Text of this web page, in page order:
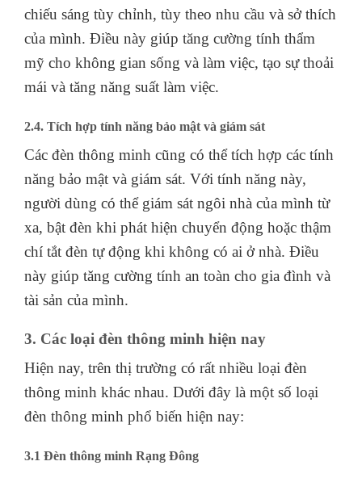
chiếu sáng tùy chỉnh, tùy theo nhu cầu và sở thích
của mình. Điều này giúp tăng cường tính thẩm
mỹ cho không gian sống và làm việc, tạo sự thoải
mái và tăng năng suất làm việc.
2.4. Tích hợp tính năng bảo mật và giám sát
Các đèn thông minh cũng có thể tích hợp các tính
năng bảo mật và giám sát. Với tính năng này,
người dùng có thể giám sát ngôi nhà của mình từ
xa, bật đèn khi phát hiện chuyển động hoặc thậm
chí tắt đèn tự động khi không có ai ở nhà. Điều
này giúp tăng cường tính an toàn cho gia đình và
tài sản của mình.
3. Các loại đèn thông minh hiện nay
Hiện nay, trên thị trường có rất nhiều loại đèn
thông minh khác nhau. Dưới đây là một số loại
đèn thông minh phổ biến hiện nay:
3.1 Đèn thông minh Rạng Đông